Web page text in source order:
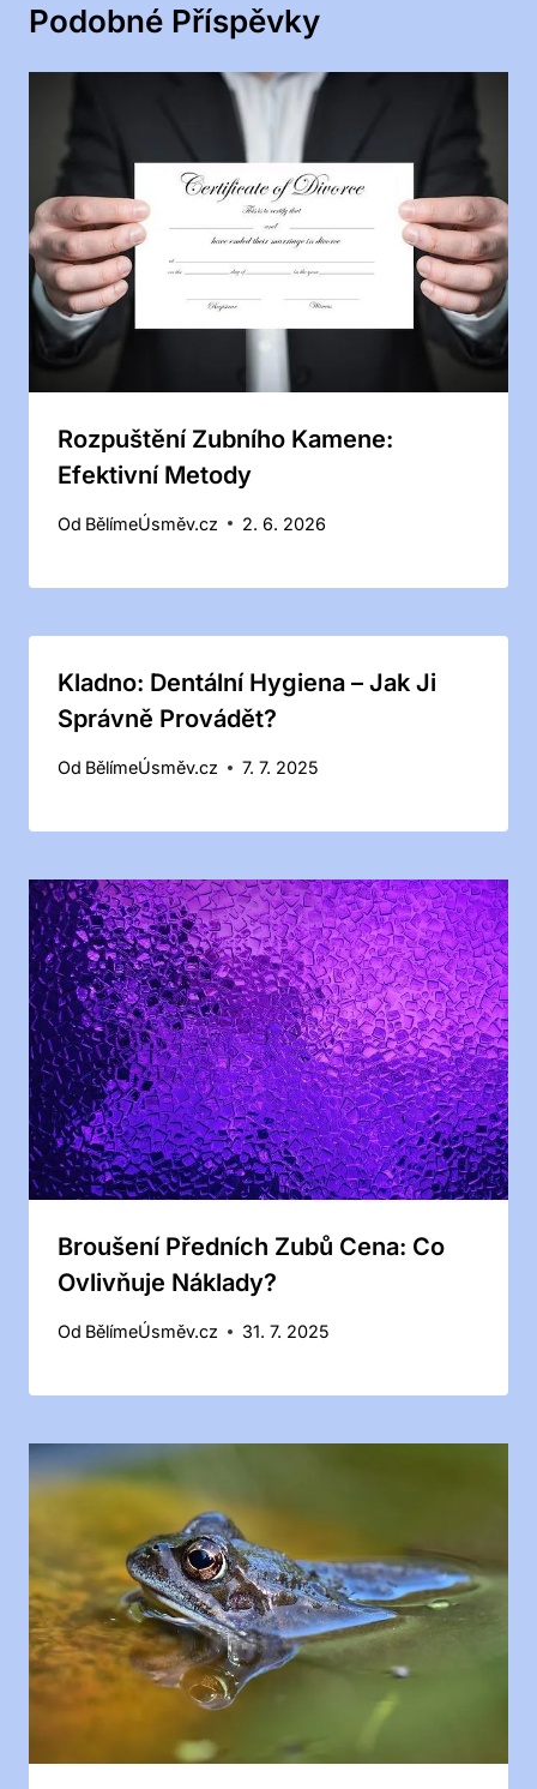
Podobné Příspěvky
Rozpuštění Zubního Kamene:
Efektivní Metody
Od BělímeÚsměv.cz 2. 6. 2026
Kladno: Dentální Hygiena – Jak Ji
Správně Provádět?
Od BělímeÚsměv.cz 7. 7. 2025
Broušení Předních Zubů Cena: Co
Ovlivňuje Náklady?
Od BělímeÚsměv.cz 31. 7. 2025